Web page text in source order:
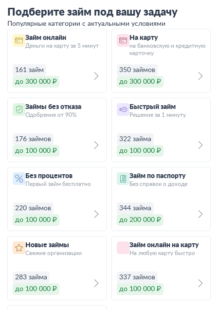
Подберите займ под вашу задачу
Популярные категории с актуальными условиями
Займ онлайн
Деньги на карту за 5 минут
161 займ
до 300 000 ₽
На карту
на банковскую и кредитную
карточку
350 займов
до 300 000 ₽
Займы без отказа
Одобрение от 90%
176 займов
до 100 000 ₽
Быстрый займ
Решение за 1 минуту
322 займа
до 100 000 ₽
Без процентов
Первый займ бесплатно
220 займов
до 100 000 ₽
Займ по паспорту
Без справок о доходе
344 займа
до 200 000 ₽
Новые займы
Свежие организации
283 займа
до 100 000 ₽
Займ онлайн на карту
На любую карту быстро
337 займов
до 100 000 ₽